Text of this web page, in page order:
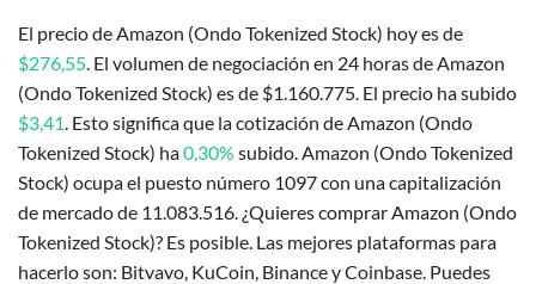
El precio de Amazon (Ondo Tokenized Stock) hoy es de
$276,55. El volumen de negociación en 24 horas de Amazon
(Ondo Tokenized Stock) es de $1.160.775. El precio ha subido
$3,41. Esto significa que la cotización de Amazon (Ondo
Tokenized Stock) ha0,30% subido. Amazon (Ondo Tokenized
Stock) ocupa el puesto número 1097 con una capitalización
de mercado de 11.083.516. ¿Quieres comprar Amazon (Ondo
Tokenized Stock)? Es posible. Las mejores plataformas para
hacerlo son: Bitvavo, KuCoin, Binance y Coinbase. Puedes